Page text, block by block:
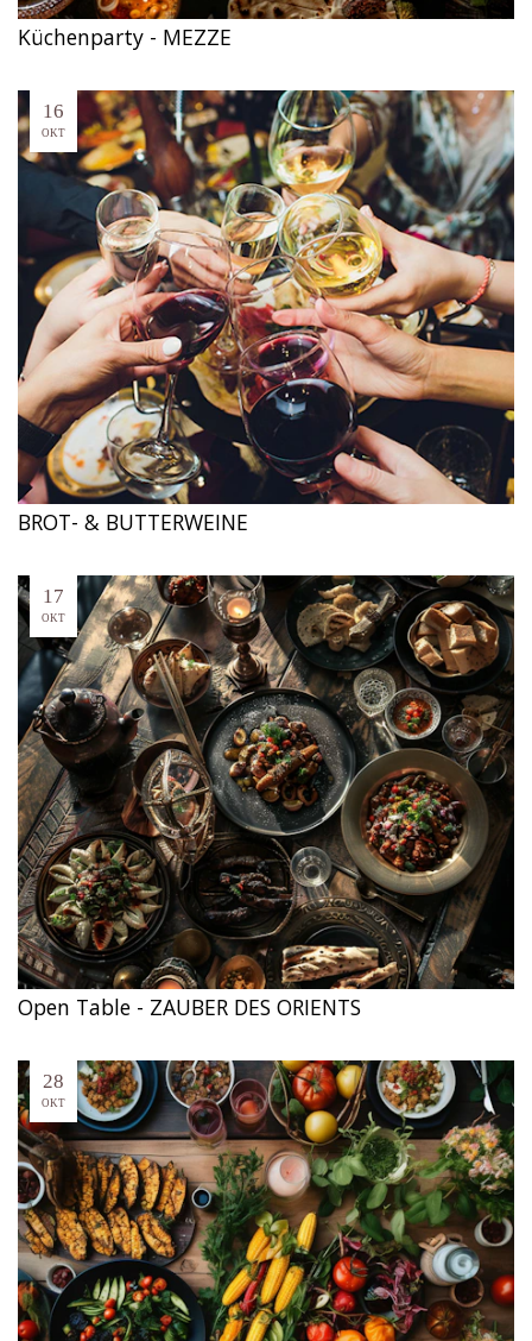
Küchenparty - MEZZE
16
OKT
BROT- & BUTTERWEINE
17
OKT
Open Table - ZAUBER DES ORIENTS
28
OKT